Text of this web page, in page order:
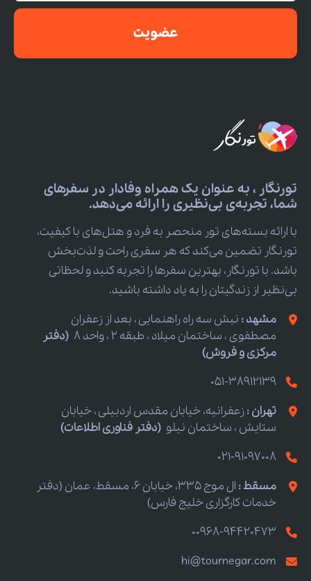
عضویت
تورنگار ، به عنوان یک همراه وفادار در سفرهای
شما، تجربه‌ی بی‌نظیری را ارائه می‌دهد.
با ارائه بسته‌های تور منحصر به فرد و هتل‌های با کیفیت،
تورنگار تضمین می‌کند که هر سفری راحت و لذت‌بخش
باشد. با تورنگار، بهترین سفرها را تجربه کنید و لحظاتی
بی‌نظیر از زندگیتان را به یاد داشته باشید.
مشهد : نبش سه راه راهنمایی ، بعد از زعفران
مصطفوی ، ساختمان میلاد ، طبقه 2 ، واحد 8
(دفتر
مرکزی و فروش)
051-38912139
تهران :زعفرانیه، خیابان مقدس اردبیلی ، خیابان
ستایش ، ساختمان نیلو (دفتر فناوری اطلاعات)
021-91097008
مسقط :
ال موج 335، خیابان 6، مسقط، عمان (دفتر
خدمات کارگزاری خلیج فارس)
00968-94420473
hi@tournegar.com